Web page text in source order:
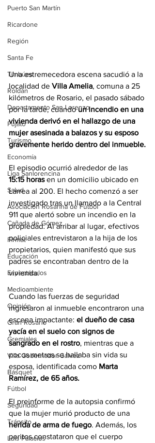
Puerto San Martín
Ricardone
Región
Santa Fe
Timbúes
Roldán
Departamento San Lorenzo
Pujato
Turismo
Economía
Liga Sanlorencina
Salud
Asociación Rosarina de Fútbol
Cañada de Gómez
Firmat
Educación
Espectáculos
Medioambiente
Opinión
Gran Rosario
Gremiales
Villa Gobernador Gálvez
Básquet
Fútbol
Seguridad
Tránsito
Luis Palacios
Una estremecedora escena sacudió a la
localidad de Villa Amelia, comuna a 25
kilómetros de Rosario, el pasado sábado
por la tarde, cuando un incendio en una
vivienda derivó en el hallazgo de una
mujer asesinada a balazos y su esposo
gravemente herido dentro del inmueble.
El episodio ocurrió alrededor de las
15:15 horas en un domicilio ubicado en
Larrea al 200. El hecho comenzó a ser
investigado tras un llamado a la Central
911 que alertó sobre un incendio en la
propiedad. Al arribar al lugar, efectivos
policiales entrevistaron a la hija de los
propietarios, quien manifestó que sus
padres se encontraban dentro de la
vivienda.
Cuando las fuerzas de seguridad
ingresaron al inmueble encontraron una
escena impactante: el dueño de casa
yacía en el suelo con signos de
sangrado en el rostro, mientras que a
pocos metros se hallaba sin vida su
esposa, identificada como Marta
Ramírez, de 65 años.
El preinforme de la autopsia confirmó
que la mujer murió producto de una
herida de arma de fuego. Además, los
peritos constataron que el cuerpo